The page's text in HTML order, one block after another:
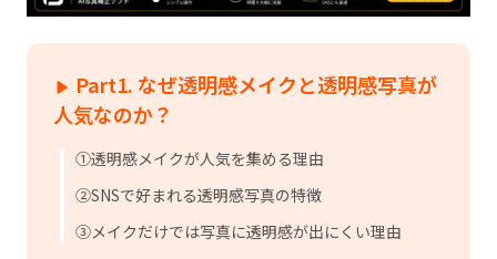
Part1. なぜ透明感メイクと透明感写真が
人気なのか？
①透明感メイクが人気を集める理由
②SNSで好まれる透明感写真の特徴
③メイクだけでは写真に透明感が出にくい理由